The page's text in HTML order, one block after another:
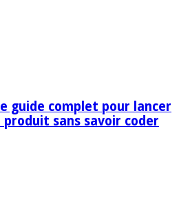
guide complet pour lancer
sans savoir coder